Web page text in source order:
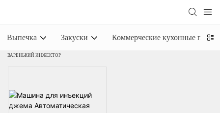
Выпечка Закуски Коммерческие кухонные
ВАРЕНЬКИЙ ИНЖЕКТОР